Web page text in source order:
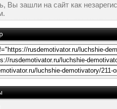
Вы зашли на сайт как